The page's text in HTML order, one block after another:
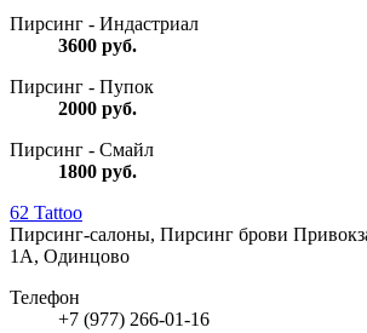
Пирсинг - Индастриал
3600 руб.
Пирсинг - Пупок
2000 руб.
Пирсинг - Смайл
1800 руб.
62 Tattoo
Пирсинг-салоны, Пирсинг брови
1А, Одинцово
Телефон
+7 (977) 266-01-16